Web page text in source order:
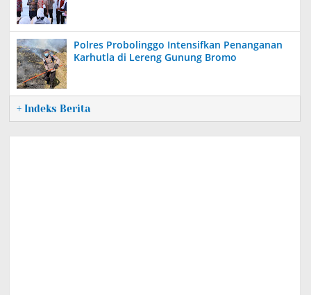
Polres Probolinggo Intensifkan Penanganan
Karhutla di Lereng Gunung Bromo
+ Indeks Berita